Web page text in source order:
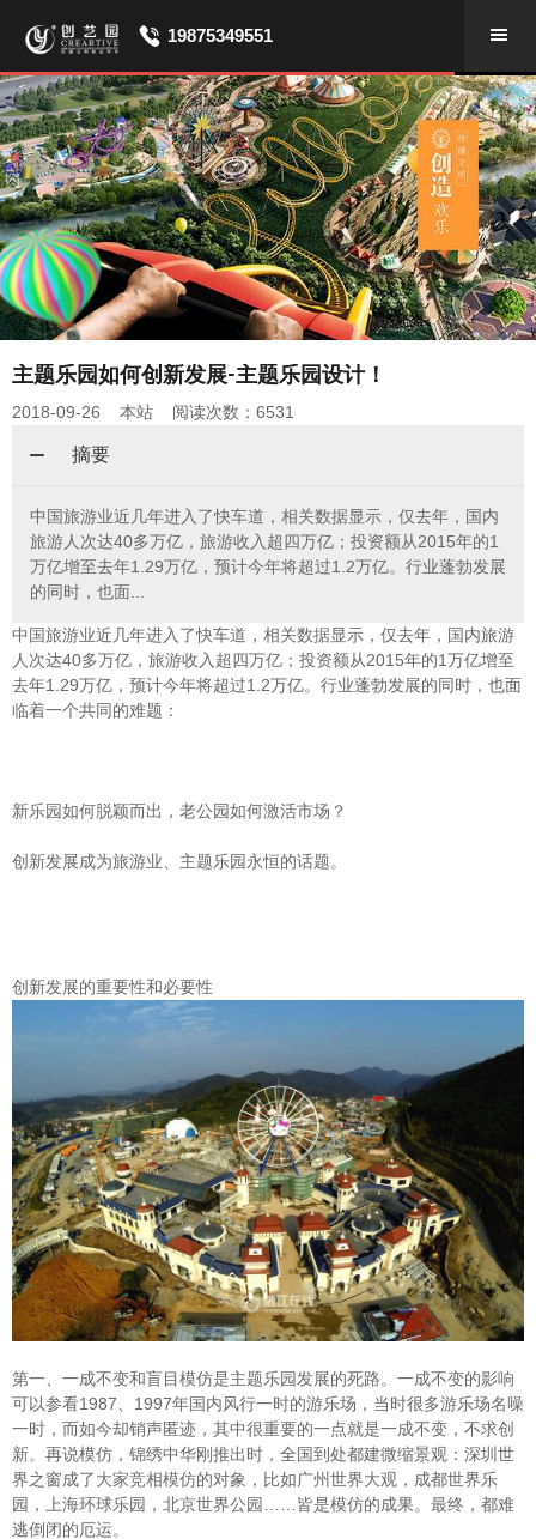
19875349551
主题乐园如何创新发展-主题乐园设计！
2018-09-26 本站 阅读次数：6531
摘要
中国旅游业近几年进入了快车道，相关数据显示，仅去年，国内
旅游人次达40多万亿，旅游收入超四万亿；投资额从2015年的1
万亿增至去年1.29万亿，预计今年将超过1.2万亿。行业蓬勃发展
的同时，也面...
中国旅游业近几年进入了快车道，相关数据显示，仅去年，国内旅游
人次达40多万亿，旅游收入超四万亿；投资额从2015年的1万亿增至
去年1.29万亿，预计今年将超过1.2万亿。行业蓬勃发展的同时，也面
临着一个共同的难题：
新乐园如何脱颖而出，老公园如何激活市场？
创新发展成为旅游业、主题乐园永恒的话题。
创新发展的重要性和必要性
第一、一成不变和盲目模仿是主题乐园发展的死路。一成不变的影响
可以参看1987、1997年国内风行一时的游乐场，当时很多游乐场名噪
一时，而如今却销声匿迹，其中很重要的一点就是一成不变，不求创
新。再说模仿，锦绣中华刚推出时，全国到处都建微缩景观：深圳世
界之窗成了大家竞相模仿的对象，比如广州世界大观，成都世界乐
园，上海环球乐园，北京世界公园……皆是模仿的成果。最终，都难
逃倒闭的厄运。